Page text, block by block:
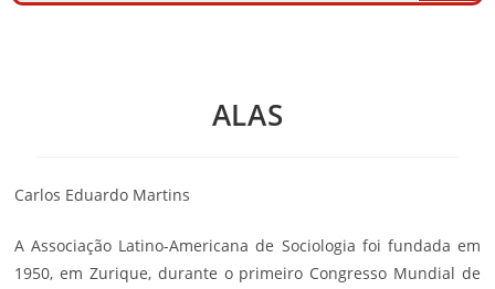
ALAS
Carlos Eduardo Martins
A Associação Latino-Americana de Sociologia foi fundada em
1950, em Zurique, durante o primeiro Congresso Mundial de